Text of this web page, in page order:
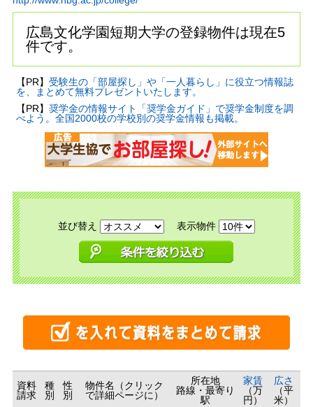
広島文化学園短期大学の登録物件は現在5
件です。
【PR】 受験生の「部屋探し」や「一人暮らし」に役立つ情報誌
を、まとめて無料プレゼントいたします。
【PR】 奨学金の情報サイト「奨学金ガイド」で奨学金制度を調
べよう。全国2000校の学校別の奨学金情報も掲載。
並び替え 表示物件
資料
請求
種
別
性
別
物件名（クリック
で詳細ページに）
所在地
路線・最寄り
駅
家賃
（万
円）
広さ
（平
米）